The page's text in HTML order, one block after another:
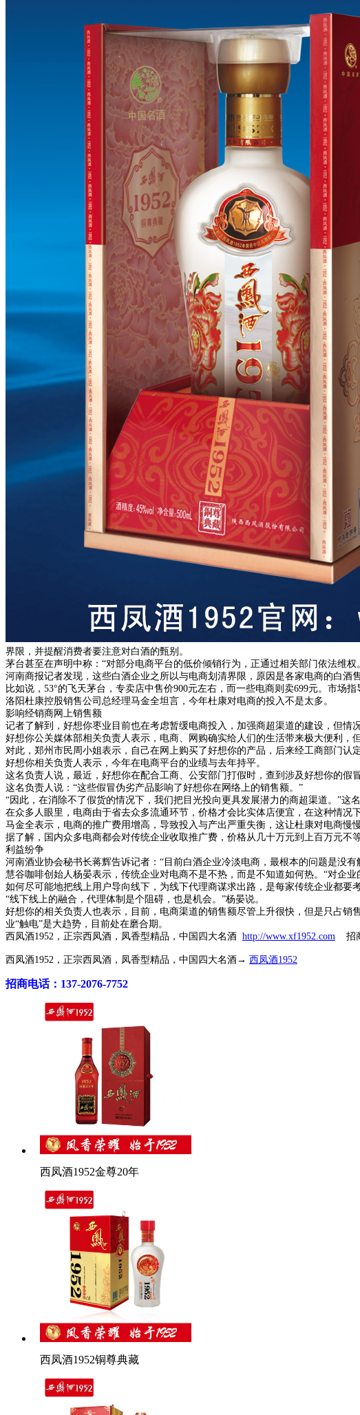
界限，并提醒消费者要注意对白酒的甄别。
茅台甚至在声明中称：“对部分电商平台的低价倾销行为，正通过相关部门依法维权
河南商报记者发现，这些白酒企业之所以与电商划清界限，原因是各家电商的白酒
比如说，53°的飞天茅台，专卖店中售价900元左右，而一些电商则卖699元。市场指
洛阳杜康控股销售公司总经理马金全坦言，今年杜康对电商的投入不是太多。
影响经销商网上销售额
记者了解到，好想你枣业目前也在考虑暂缓电商投入，加强商超渠道的建设，但情
好想你公关媒体部相关负责人表示，电商、网购确实给人们的生活带来极大便利，
对此，郑州市民周小姐表示，自己在网上购买了好想你的产品，后来经工商部门认
好想你相关负责人表示，今年在电商平台的业绩与去年持平。
这名负责人说，最近，好想你在配合工商、公安部门打假时，查到涉及好想你的假
这名负责人说：“这些假冒伪劣产品影响了好想你在网络上的销售额。”
“因此，在消除不了假货的情况下，我们把目光投向更具发展潜力的商超渠道。”这名
在众多人眼里，电商由于省去众多流通环节，价格才会比实体店便宜，在这种情况
马金全表示，电商的推广费用增高，导致投入与产出严重失衡，这让杜康对电商慢
据了解，国内众多电商都会对传统企业收取推广费，价格从几十万元到上百万元不等
利益纷争
河南酒业协会秘书长蒋辉告诉记者：“目前白酒企业冷淡电商，最根本的问题是没
慧谷咖啡创始人杨晏表示，传统企业对电商不是不热，而是不知道如何热。“对企
如何尽可能地把线上用户导向线下，为线下代理商谋求出路，是每家传统企业都要考
“线下线上的融合，代理体制是个阻碍，也是机会。”杨晏说。
好想你的相关负责人也表示，目前，电商渠道的销售额尽管上升很快，但是只占销
业“触电”是大趋势，目前处在磨合期。
西凤酒1952，正宗西凤酒，凤香型精品，中国四大名酒 http://www.xf1952.com 招
西凤酒1952，正宗西凤酒，凤香型精品，中国四大名酒→ 西凤酒1952
招商电话：137-2076-7752
西凤酒1952金尊20年
西凤酒1952铜尊典藏